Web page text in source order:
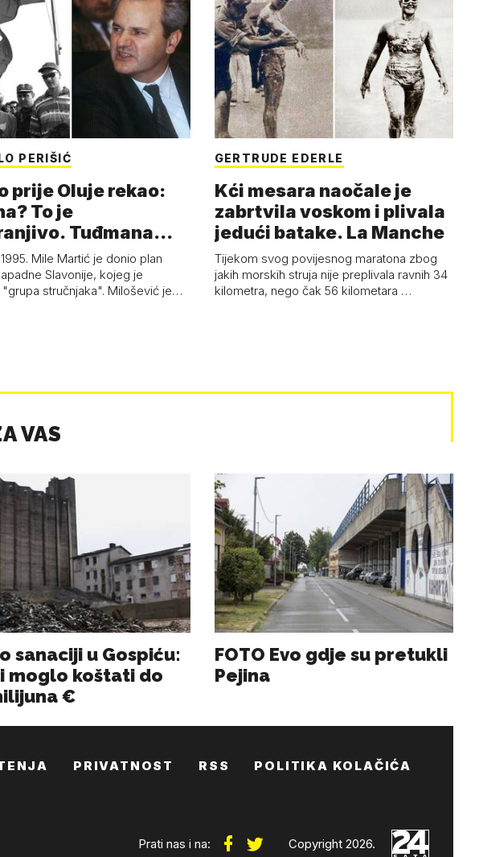
PERIŠIĆ
prije Oluje rekao:
To je
Tuđmana
Mile Martić je donio plan
Slavonije, kojeg je
"grupa stručnjaka". Milošević je…
GERTRUDE EDERLE
Kći mesara naočale je
zabrtvila voskom i plivala
jedući batake. La Manche
Tijekom svog povijesnog maratona zbog
jakih morskih struja nije preplivala ravnih 34
kilometra, nego čak 56 kilometara …
PRIVATNOST RSS POLITIKA KOLAČIĆA
Prati nas i na: Copyright 2026.